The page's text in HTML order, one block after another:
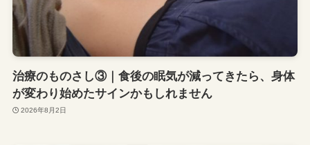
治療のものさし③｜食後の眠気が減ってきたら、身体
が変わり始めたサインかもしれません
2026年8月2日